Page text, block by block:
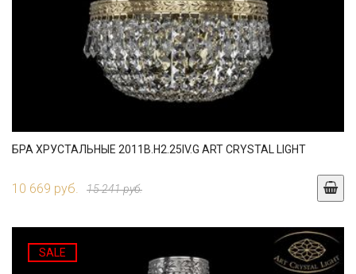
БРА ХРУСТАЛЬНЫЕ 2011B.H2.25IV.G ART CRYSTAL LIGHT
10 669 руб. 15 241 руб.
SALE